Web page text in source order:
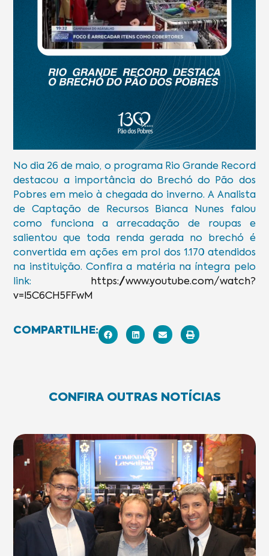
No dia 26 de maio, o programa Rio Grande Record
destacou a importância do Brechó do Pão dos
Pobres em meio à chegada do inverno. A Analista
de Captação de Recursos Bianca Nunes falou
como funciona a arrecadação de roupas e
salientou que toda renda gerada no brechó é
convertida em ações em prol dos 1.170 atendidos
na instituição. Confira a matéria na íntegra pelo
link:
https://www.youtube.com/watch?
v=l5C6CH5FFwM
COMPARTILHE:
CONFIRA OUTRAS NOTÍCIAS